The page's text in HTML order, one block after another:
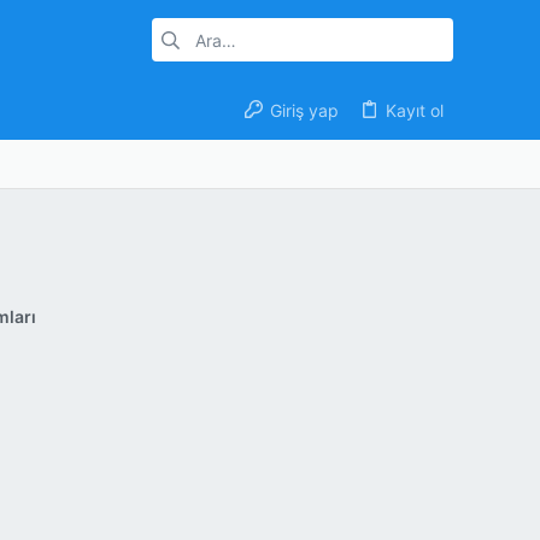
Giriş yap Kayıt ol